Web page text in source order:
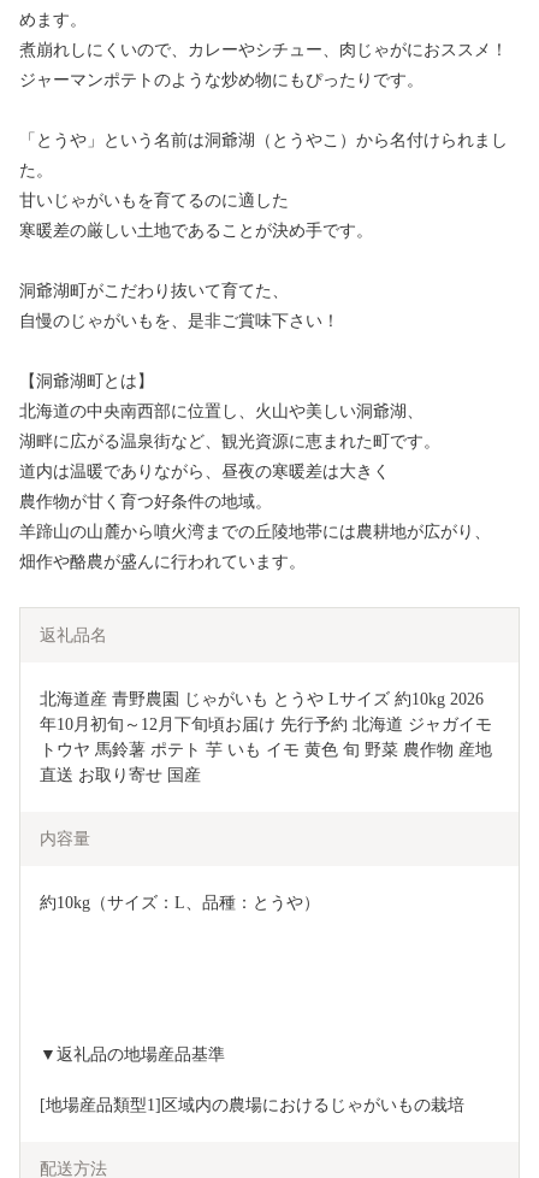
めます。
煮崩れしにくいので、カレーやシチュー、肉じゃがにおススメ！
ジャーマンポテトのような炒め物にもぴったりです。
「とうや」という名前は洞爺湖（とうやこ）から名付けられまし
た。
甘いじゃがいもを育てるのに適した
寒暖差の厳しい土地であることが決め手です。
洞爺湖町がこだわり抜いて育てた、
自慢のじゃがいもを、是非ご賞味下さい！
【洞爺湖町とは】
北海道の中央南西部に位置し、火山や美しい洞爺湖、
湖畔に広がる温泉街など、観光資源に恵まれた町です。
道内は温暖でありながら、昼夜の寒暖差は大きく
農作物が甘く育つ好条件の地域。
羊蹄山の山麓から噴火湾までの丘陵地帯には農耕地が広がり、
畑作や酪農が盛んに行われています。
返礼品名
北海道産 青野農園 じゃがいも とうや Lサイズ 約10kg 2026
年10月初旬～12月下旬頃お届け 先行予約 北海道 ジャガイモ
トウヤ 馬鈴薯 ポテト 芋 いも イモ 黄色 旬 野菜 農作物 産地
直送 お取り寄せ 国産
内容量
約10kg（サイズ：L、品種：とうや）
▼返礼品の地場産品基準
[地場産品類型1]区域内の農場におけるじゃがいもの栽培
配送方法